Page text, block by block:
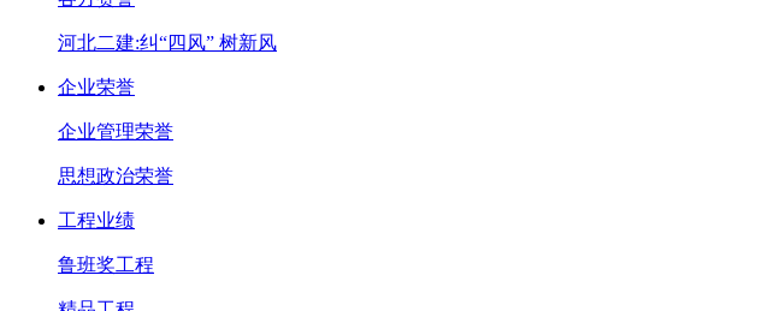
河北二建:纠“四风” 树新风
企业荣誉
企业管理荣誉
思想政治荣誉
工程业绩
鲁班奖工程